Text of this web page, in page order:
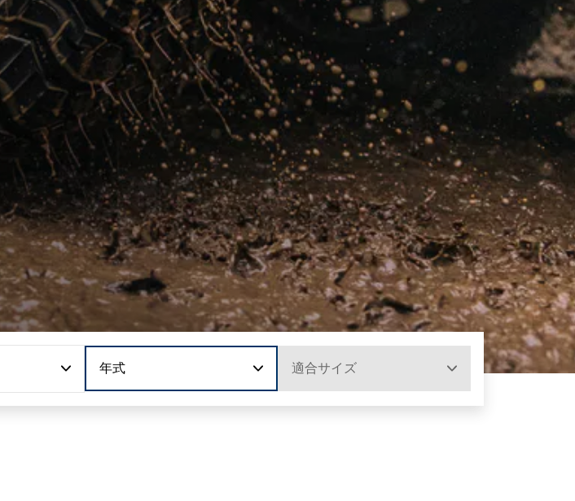
年式 適合サイズ